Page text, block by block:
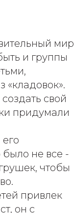
мир
и группы
свой
придумали
не все -
чтобы
привлек
он с